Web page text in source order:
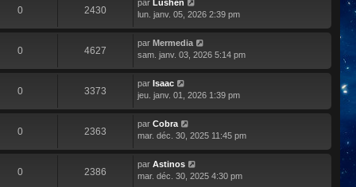
0 2430
par Lushen
lun. janv. 05, 2026 2:39 pm
0 4627
par Mermedia
sam. janv. 03, 2026 5:14 pm
0 3373
par Isaac
jeu. janv. 01, 2026 1:39 pm
0 2363
par Cobra
mar. déc. 30, 2025 11:45 pm
0 2386
par Astinos
mar. déc. 30, 2025 4:30 pm